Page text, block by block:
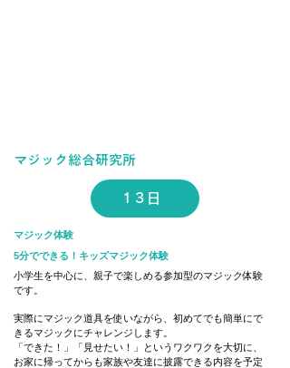
マジック総合研究所
13日
マジック体験
5分でできる！キッズマジック体験
小学生を中心に、親子で楽しめる参加型のマジック体験
です。
実際にマジック道具を使いながら、初めてでも簡単にで
きるマジックにチャレンジします。
「できた！」「見せたい！」というワクワクを大切に、
お家に帰ってからも家族や友達に披露できる内容を予定